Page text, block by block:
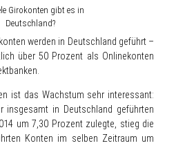
Girokonten gibt es in
Deutschland?
werden in Deutschland geführt –
über 50 Prozent als Onlinekonten
ist das Wachstum sehr interessant:
insgesamt in Deutschland geführten
um 7,30 Prozent zulegte, stieg die
Konten im selben Zeitraum um